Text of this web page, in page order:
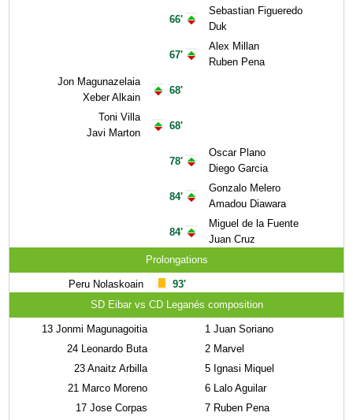
Jon Magunazelaia
Xeber Alkain
Toni Villa
Javi Marton
66'
67'
68'
68'
78'
84'
84'
Sebastian Figueredo
Duk
Alex Millan
Ruben Pena
Oscar Plano
Diego Garcia
Gonzalo Melero
Amadou Diawara
Miguel de la Fuente
Juan Cruz
Prolongations
Peru Nolaskoain
93'
SD Eibar vs CD Leganés composition
13 Jonmi Magunagoitia
24 Leonardo Buta
23 Anaitz Arbilla
21 Marco Moreno
17 Jose Corpas
1 Juan Soriano
2 Marvel
5 Ignasi Miquel
6 Lalo Aguilar
7 Ruben Pena